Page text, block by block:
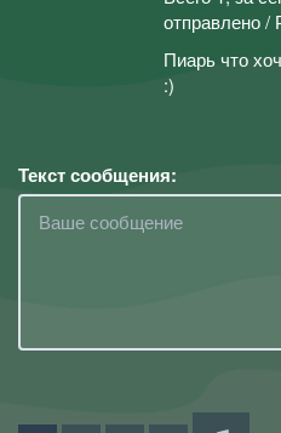
отправлено /
Пиарь что
:)
Текст сообщения: